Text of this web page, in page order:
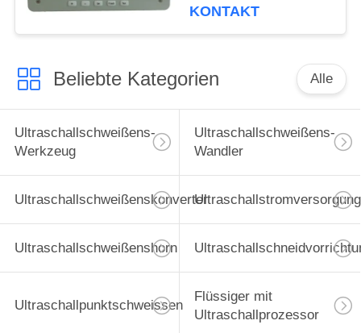
KONTAKT
Beliebte Kategorien Alle
Ultraschallschweißens-
Werkzeug
Ultraschallschweißens-
Wandler
UltraschallschweißenskonverterUltraschallstromversorgung
Ultraschallschweißenshorn
Ultraschallpunktschweissen
Flüssiger mit
Ultraschallprozessor